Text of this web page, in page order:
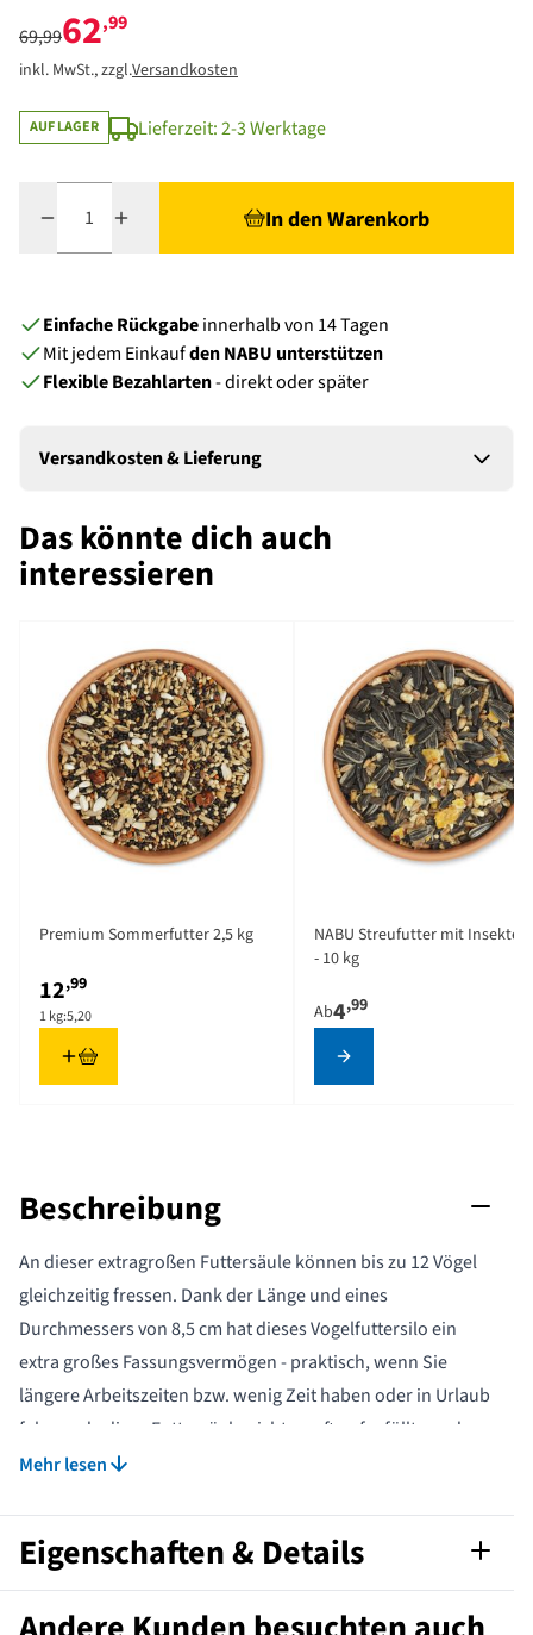
69,9962,99
inkl. MwSt., zzgl.Versandkosten
AUF LAGER Lieferzeit: 2-3 Werktage
In den Warenkorb
Einfache Rückgabeinnerhalb von 14 Tagen
Mit jedem Einkaufden NABU unterstützen
Flexible Bezahlarten- direkt oder später
Versandkosten & Lieferung
Das könnte dich auch
interessieren
Premium Sommerfutter 2,5 kg
12,99
1 kg:5,20
NABU Streufutter mit
- 10 kg
Ab4,99
Konfigurieren
Beschreibung
An dieser extragroßen Futtersäule können bis zu 12 Vögel
gleichzeitig fressen. Dank der Länge und eines
Durchmessers von 8,5 cm hat dieses Vogelfuttersilo ein
extra großes Fassungsvermögen - praktisch, wenn Sie
längere Arbeitszeiten bzw. wenig Zeit haben oder in Urlaub
fahren, da diese Futtersäule nicht so oft aufgefüllt werden
muss wie kleinere Modelle.
und extralangem Zylinder
Ideal, wenn man lagne arbeiten muss oder in Urlaub ist
kann zur Reinigung demontiert werden
Mehr lesen
Eigenschaften & Details
Artikelnummer 330200120